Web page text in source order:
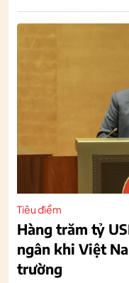
Tiêu điểm
Hàng trăm tỷ
ngân khi Việt
trường